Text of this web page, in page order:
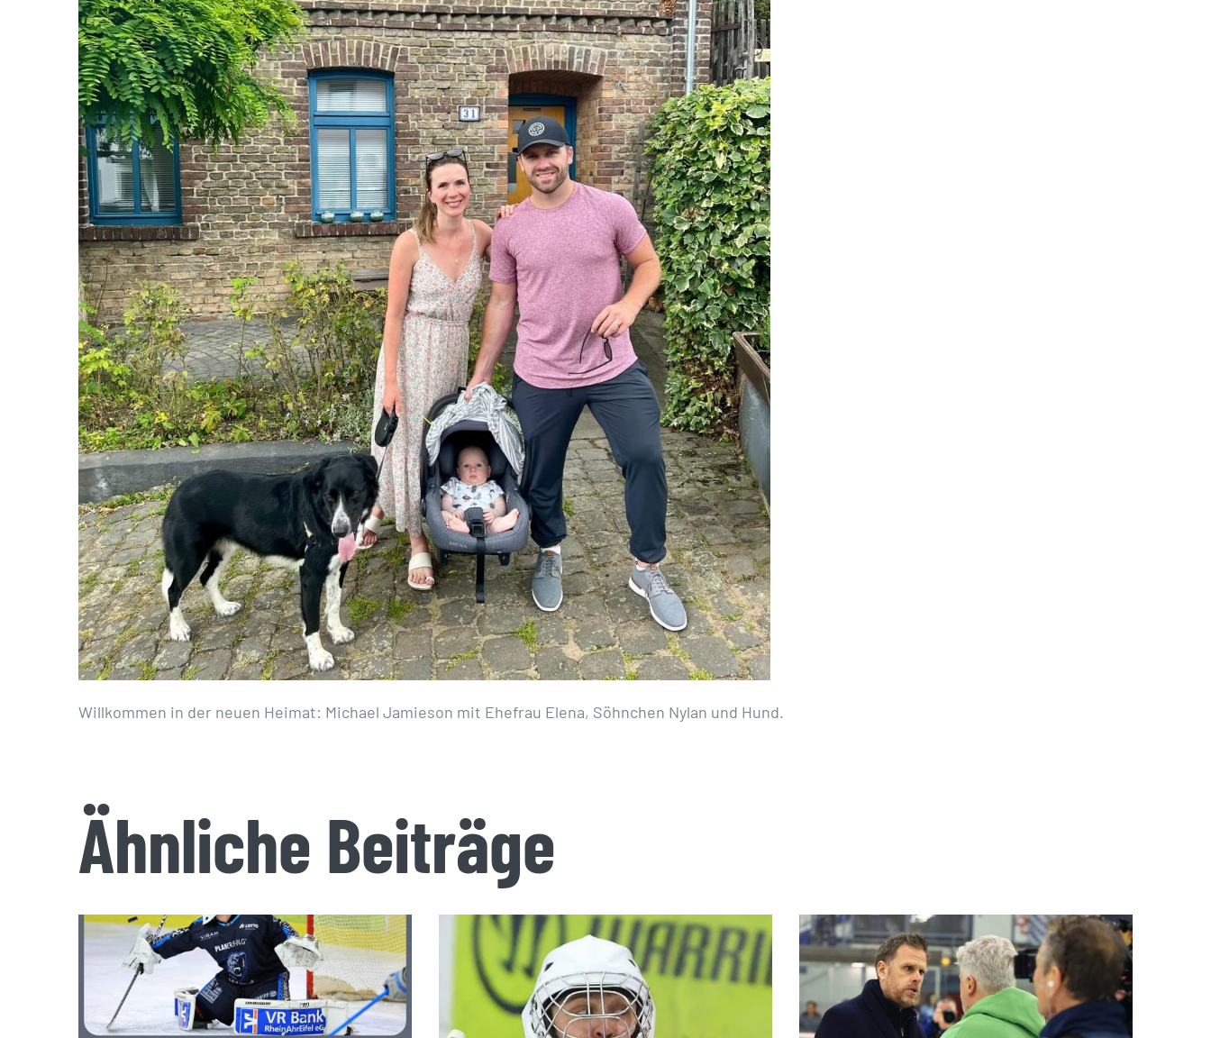
Willkommen in der neuen Heimat: Michael Jamieson mit Ehefrau Elena, Söhnchen Nylan und Hund.
Ähnliche Beiträge